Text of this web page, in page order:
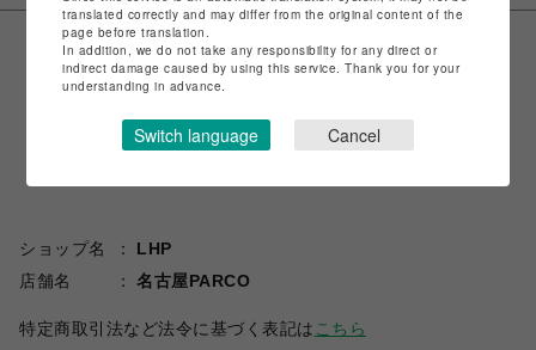
ショップ名
LHP
店舗名
名古屋PARCO
特定商取引法など法令に基づく表記は こちら
translated correctly and may differ from the original content of the
page before translation.
In addition, we do not take any responsibility for any direct or
indirect damage caused by using this service. Thank you for your
understanding in advance.
Switch language Cancel